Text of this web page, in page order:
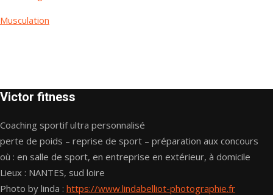
Musculation
Victor fitness
Coaching sportif ultra personnalisé
perte de poids – reprise de sport – préparation aux concours
où : en salle de sport, en entreprise en extérieur, à domicile
Lieux : NANTES, sud loire
Photo by linda : https://www.lindabelliot-photographie.fr